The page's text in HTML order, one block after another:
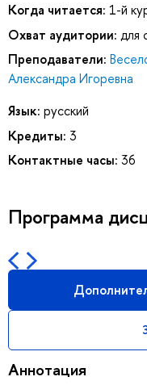
Когда читается: 1-й
Охват аудитории: для
Преподаватели:
Александра Игоревна
Язык: русский
Кредиты: 3
Контактные часы: 36
Программа
Аннотация